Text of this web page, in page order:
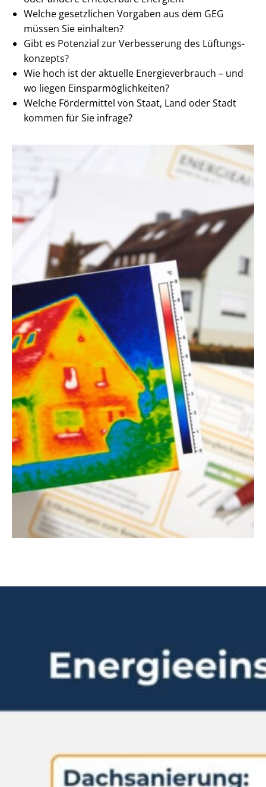
Welche gesetzlichen Vorgaben aus dem GEG
müssen Sie einhalten?
Gibt es Potenzial zur Verbesserung des Lüf­tungs­
kon­zepts?
Wie hoch ist der aktuelle En­er­gie­ver­brauch – und
wo liegen Ein­spar­mög­lich­kei­ten?
Welche Fördermittel von Staat, Land oder Stadt
kommen für Sie infrage?